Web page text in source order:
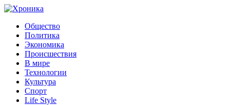
Общество
Политика
Экономика
Происшествия
В мире
Технологии
Культура
Спорт
Life Style